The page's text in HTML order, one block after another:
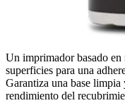
Un imprimador basado en
superficies para una
Garantiza una base
rendimiento del